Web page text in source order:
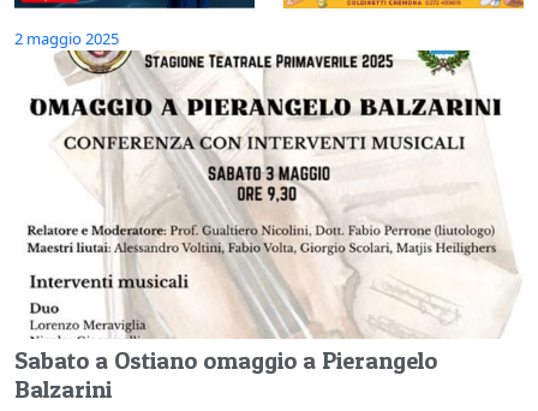
2 maggio 2025
Sabato a Ostiano omaggio a Pierangelo
Balzarini